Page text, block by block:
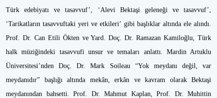
Türk edebiyatı ve tasavvuf’, ‘Alevi Bektaşi geleneği ve tasavvuf’,
‘Tarikatların tasavvuftaki yeri ve etkileri’ gibi başlıklar altında ele alındı.
Prof. Dr. Can Etili Ökten ve Yard. Doç. Dr. Ramazan Kamiloğlu, Türk
halk müziğindeki tasavvufi unsur ve temaları anlattı. Mardin Artuklu
Üniversitesi’nden Doç. Dr. Mark Soileau “Yok meydanı değil, var
meydanıdır” başlığı altında mekân, erkân ve kavram olarak Bektaşi
meydanından bahsetti. Prof. Dr. Mahmut Kaplan, Prof. Dr. Muhittin